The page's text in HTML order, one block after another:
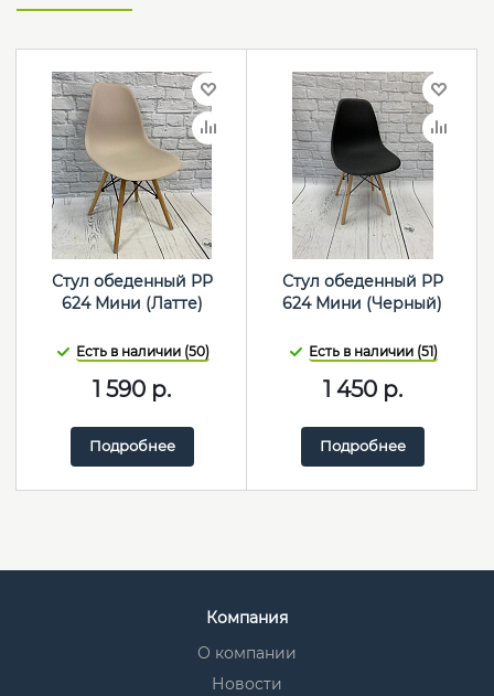
Стул обеденный PP
624 Мини (Латте)
Есть в наличии (50)
1 590 р.
Подробнее
Стул обеденный PP
624 Мини (Черный)
Есть в наличии (51)
1 450р.
Подробнее
Компания
О компании
Новости